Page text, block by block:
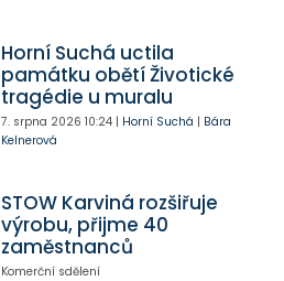
Horní Suchá uctila
památku obětí Životické
tragédie u muralu
7. srpna 2026 10:24| Horní Suchá | Bára
Kelnerová
STOW Karviná rozšiřuje
výrobu, přijme 40
zaměstnanců
Komerční sdělení